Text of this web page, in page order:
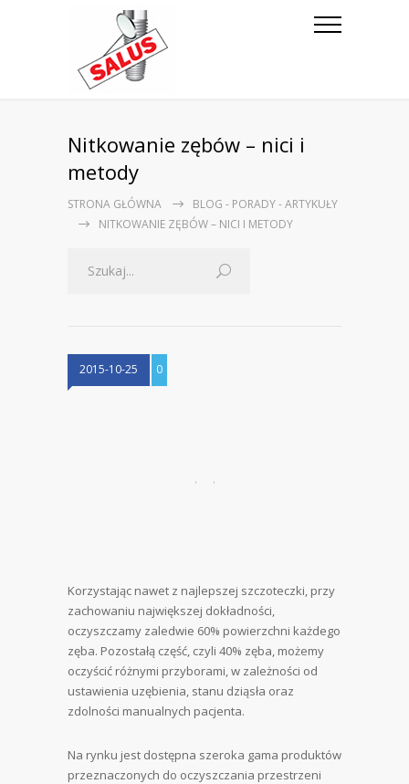
Nitkowanie zębów – nici i
metody
STRONA GŁÓWNA
BLOG - PORADY - ARTYKUŁY
NITKOWANIE ZĘBÓW – NICI I METODY
2015-10-25 0
Korzystając nawet z najlepszej szczoteczki, przy
zachowaniu największej dokładności,
oczyszczamy zaledwie 60% powierzchni każdego
zęba. Pozostałą część, czyli 40% zęba, możemy
oczyścić różnymi przyborami, w zależności od
ustawienia uzębienia, stanu dziąsła oraz
zdolności manualnych pacjenta.
Na rynku jest dostępna szeroka gama produktów
przeznaczonych do oczyszczania przestrzeni